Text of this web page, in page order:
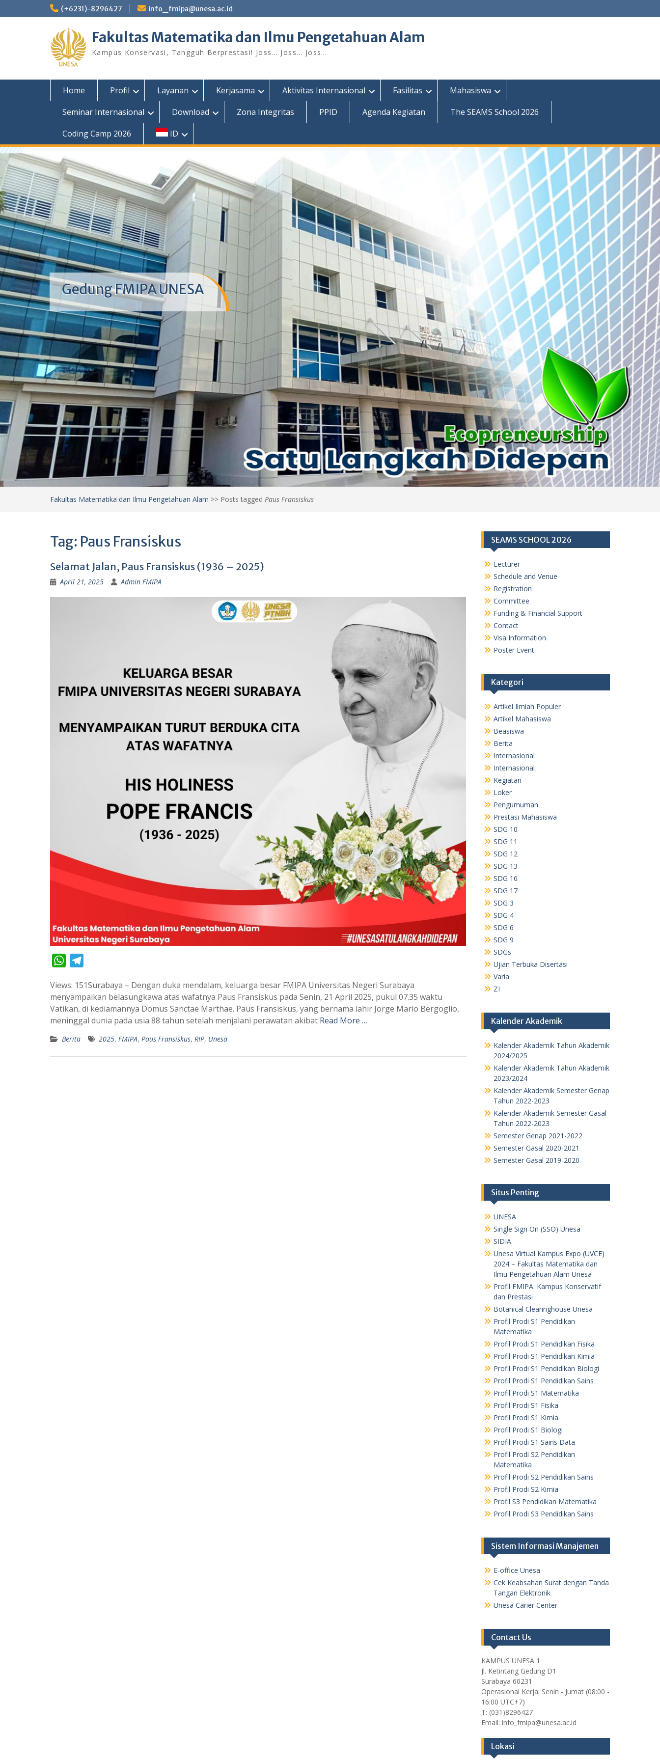
to
(+6231)-8296427 info_fmipa@unesa.ac.id
Fakultas Matematika dan Ilmu Pengetahuan Alam
Kampus Konservasi, Tangguh Berprestasi! Joss… Joss… Joss…
Home Profil Layanan Kerjasama Aktivitas Internasional Fasilitas
Mahasiswa
Seminar Internasional
Download Zona Integritas PPID Agenda Kegiatan
The SEAMS School 2026
Coding Camp 2026
ID
Gedung FMIPA UNESA
Fakultas Matematika dan Ilmu Pengetahuan Alam >> Posts tagged Paus Fransiskus
Tag: Paus Fransiskus
Selamat Jalan, Paus Fransiskus (1936 – 2025)
April 21, 2025 Admin FMIPA
W
a
t
s
p
p
e
g
m
Views: 151Surabaya – Dengan duka mendalam, keluarga besar FMIPA Universitas Negeri Surabaya
menyampaikan belasungkawa atas wafatnya Paus Fransiskus pada Senin, 21 April 2025, pukul 07.35 waktu
Vatikan, di kediamannya Domus Sanctae Marthae. Paus Fransiskus, yang bernama lahir Jorge Mario Bergoglio,
meninggal dunia pada usia 88 tahun setelah menjalani perawatan akibat Read More …
Berita 2025, FMIPA, Paus Fransiskus, RIP, Unesa
SEAMS SCHOOL 2026
Lecturer
Schedule and Venue
Registration
Committee
Funding & Financial Support
Contact
Visa Information
Poster Event
Kategori
Artikel Ilmiah Populer
Artikel Mahasiswa
Beasiswa
Berita
Internasional
Internasional
Kegiatan
Loker
Pengumuman
Prestasi Mahasiswa
SDG 10
SDG 11
SDG 12
SDG 13
SDG 16
SDG 17
SDG 3
SDG 4
SDG 6
SDG 9
SDGs
Ujian Terbuka Disertasi
Varia
ZI
Kalender Akademik
Kalender Akademik Tahun Akademik
2024/2025
Kalender Akademik Tahun Akademik
2023/2024
Kalender Akademik Semester Genap
Tahun 2022-2023
Kalender Akademik Semester Gasal
Tahun 2022-2023
Semester Genap 2021-2022
Semester Gasal 2020-2021
Semester Gasal 2019-2020
Situs Penting
UNESA
Single Sign On (SSO) Unesa
SIDIA
Unesa Virtual Kampus Expo (UVCE)
2024 – Fakultas Matematika dan
Ilmu Pengetahuan Alam Unesa
Profil FMIPA: Kampus Konservatif
dan Prestasi
Botanical Clearinghouse Unesa
Profil Prodi S1 Pendidikan
Matematika
Profil Prodi S1 Pendidikan Fisika
Profil Prodi S1 Pendidikan Kimia
Profil Prodi S1 Pendidikan Biologi
Profil Prodi S1 Pendidikan Sains
Profil Prodi S1 Matematika
Profil Prodi S1 Fisika
Profil Prodi S1 Kimia
Profil Prodi S1 Biologi
Profil Prodi S1 Sains Data
Profil Prodi S2 Pendidikan
Matematika
Profil Prodi S2 Pendidikan Sains
Profil Prodi S2 Kimia
Profil S3 Pendidikan Matematika
Profil Prodi S3 Pendidikan Sains
Sistem Informasi Manajemen
E-office Unesa
Cek Keabsahan Surat dengan Tanda
Tangan Elektronik
Unesa Carier Center
Contact Us
KAMPUS UNESA 1
Jl. Ketintang Gedung D1
Surabaya 60231
Operasional Kerja: Senin - Jumat (08:00 -
16:00 UTC+7)
T: (031)8296427
Email: info_fmipa@unesa.ac.id
Lokasi